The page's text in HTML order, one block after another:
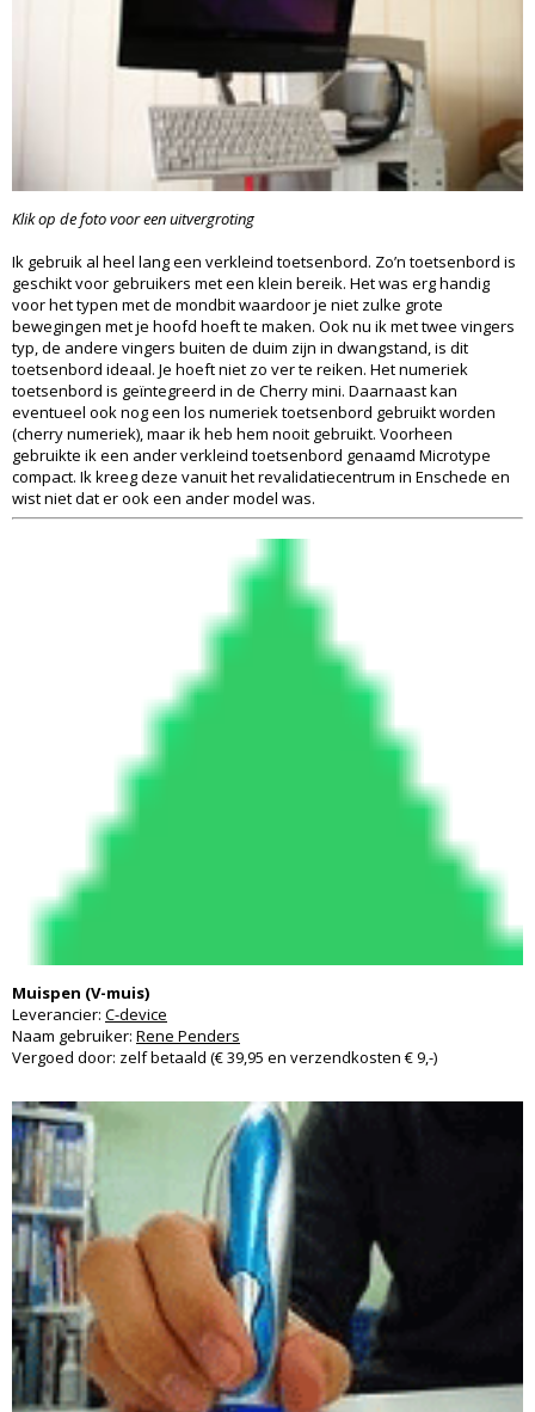
Klik op de foto voor een uitvergroting
Ik gebruik al heel lang een verkleind toetsenbord. Zo’n toetsenbord is
geschikt voor gebruikers met een klein bereik. Het was erg handig
voor het typen met de mondbit waardoor je niet zulke grote
bewegingen met je hoofd hoeft te maken. Ook nu ik met twee vingers
typ, de andere vingers buiten de duim zijn in dwangstand, is dit
toetsenbord ideaal. Je hoeft niet zo ver te reiken. Het numeriek
toetsenbord is geïntegreerd in de Cherry mini. Daarnaast kan
eventueel ook nog een los numeriek toetsenbord gebruikt worden
(cherry numeriek), maar ik heb hem nooit gebruikt. Voorheen
gebruikte ik een ander verkleind toetsenbord genaamd Microtype
compact. Ik kreeg deze vanuit het revalidatiecentrum in Enschede en
wist niet dat er ook een ander model was.
Muispen (V-muis)
Leverancier: C-device
Naam gebruiker: Rene Penders
Vergoed door: zelf betaald (€ 39,95 en verzendkosten € 9,-)